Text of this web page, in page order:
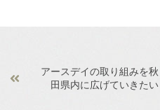
アースデイの取り組みを秋
田県内に広げていきたい